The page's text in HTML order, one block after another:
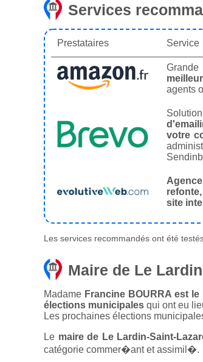
Services
Prestataires Service
agents
votre
site
Les services recommandés ont été
Maire de Le
Madame Francine BOURRA est
élections municipales qui ont eu
Les prochaines élections
Le maire de Le Lardin-Saint-
catégorie commer�ant et assimil�.